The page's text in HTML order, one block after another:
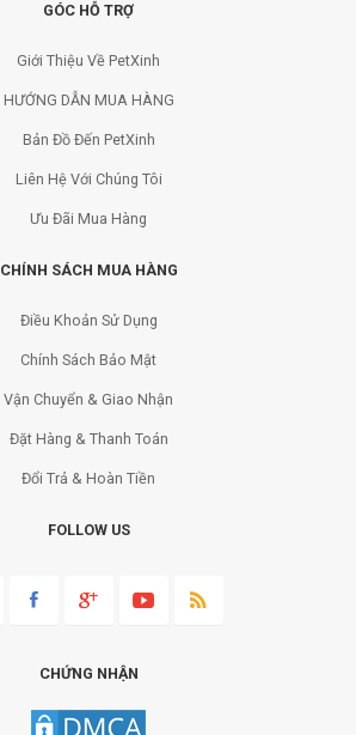
GÓC HỖ TRỢ
Giới Thiệu Về PetXinh
HƯỚNG DẪN MUA HÀNG
Bản Đồ Đến PetXinh
Liên Hệ Với Chúng Tôi
Ưu Đãi Mua Hàng
CHÍNH SÁCH MUA HÀNG
Điều Khoản Sử Dụng
Chính Sách Bảo Mật
Vận Chuyển & Giao Nhận
Đặt Hàng & Thanh Toán
Đổi Trả & Hoàn Tiền
FOLLOW US
CHỨNG NHẬN